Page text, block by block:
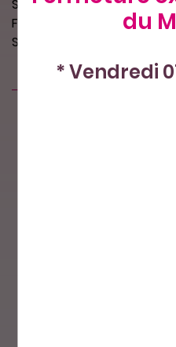
du
* Vendredi
Sequins "plats" coloris :
Format : arrondi, 20 mm x
Sachet de 4 g : environ 20